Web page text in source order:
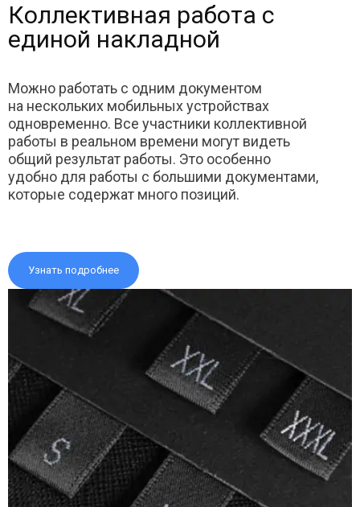
Коллективная работа с
единой накладной
Можно работать с одним документом
на нескольких мобильных устройствах
одновременно. Все участники коллективной
работы в реальном времени могут видеть
общий результат работы. Это особенно
удобно для работы с большими документами,
которые содержат много позиций.
Узнать подробнее